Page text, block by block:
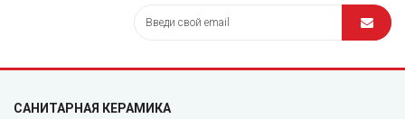
САНИТАРНАЯ КЕРАМИКА